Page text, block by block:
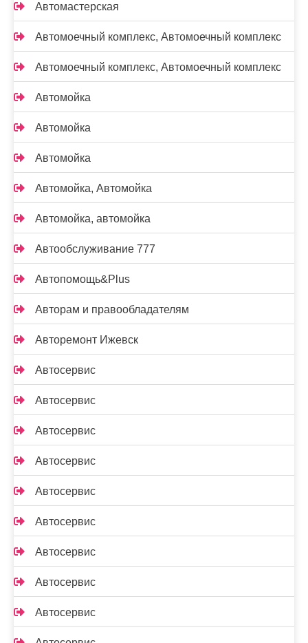
Автомастерская
Автомоечный комплекс, Автомоечный комплекс
Автомоечный комплекс, Автомоечный комплекс
Автомойка
Автомойка
Автомойка
Автомойка, Автомойка
Автомойка, автомойка
Автообслуживание 777
Автопомощь&Plus
Авторам и правообладателям
Авторемонт Ижевск
Автосервис
Автосервис
Автосервис
Автосервис
Автосервис
Автосервис
Автосервис
Автосервис
Автосервис